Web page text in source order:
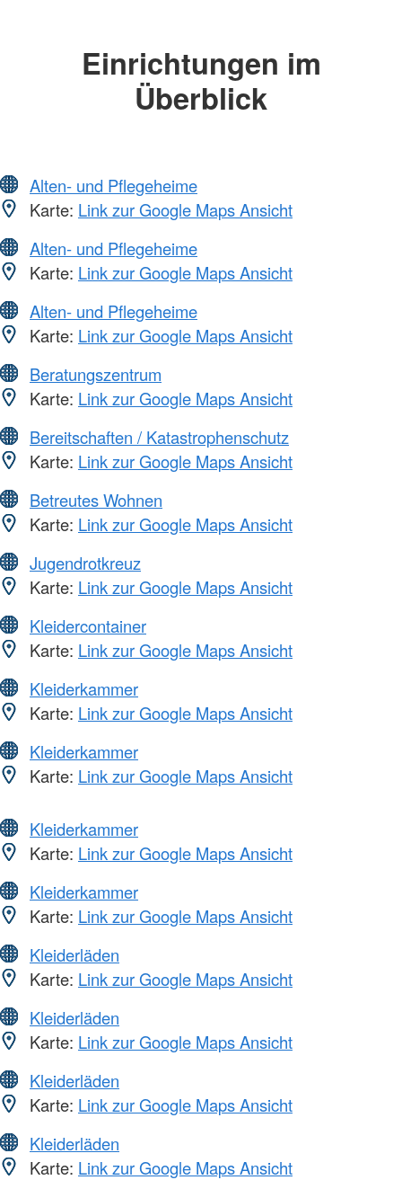
Einrichtungen im
Überblick
Alten- und Pflegeheime
Karte: Link zur Google Maps Ansicht
Alten- und Pflegeheime
Karte: Link zur Google Maps Ansicht
Alten- und Pflegeheime
Karte: Link zur Google Maps Ansicht
Beratungszentrum
Karte: Link zur Google Maps Ansicht
Bereitschaften / Katastrophenschutz
Karte: Link zur Google Maps Ansicht
Betreutes Wohnen
Karte: Link zur Google Maps Ansicht
Jugendrotkreuz
Karte: Link zur Google Maps Ansicht
Kleidercontainer
Karte: Link zur Google Maps Ansicht
Kleiderkammer
Karte: Link zur Google Maps Ansicht
Kleiderkammer
Karte: Link zur Google Maps Ansicht
Kleiderkammer
Karte: Link zur Google Maps Ansicht
Kleiderkammer
Karte: Link zur Google Maps Ansicht
Kleiderläden
Karte: Link zur Google Maps Ansicht
Kleiderläden
Karte: Link zur Google Maps Ansicht
Kleiderläden
Karte: Link zur Google Maps Ansicht
Kleiderläden
Karte: Link zur Google Maps Ansicht